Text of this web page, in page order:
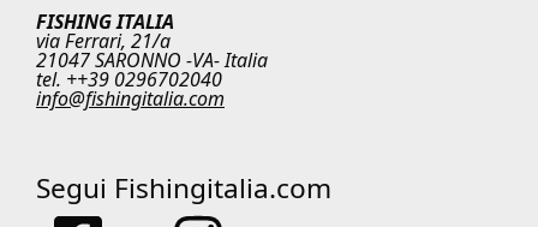
FISHING ITALIA
via Ferrari, 21/a
21047 SARONNO -VA- Italia
tel. ++39 0296702040
info@fishingitalia.com
Segui Fishingitalia.com